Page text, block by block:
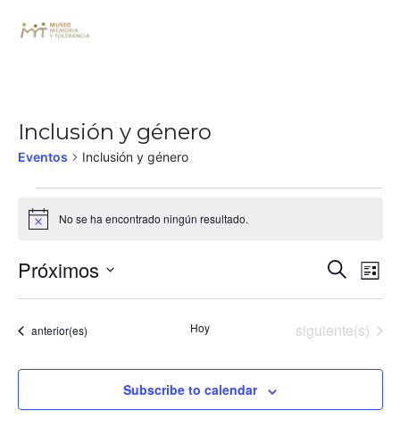
Inclusión y género
Eventos Inclusión y género
Notice No se ha encontrado ningún resultado.
y
de
Buscar
de
Lista
Próximos
Seleccionar
Eventos
anterior(es) Hoy Eventos
siguiente(s)
Subscribe to calendar